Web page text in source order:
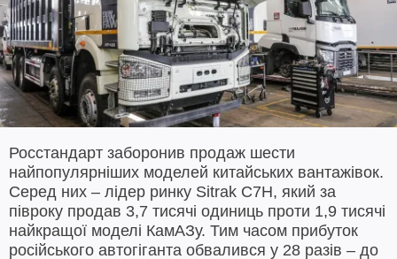
Росстандарт заборонив продаж шести
найпопулярніших моделей китайських вантажівок.
Серед них – лідер ринку Sitrak C7H, який за
півроку продав 3,7 тисячі одиниць проти 1,9 тисячі
найкращої моделі КамАЗу. Тим часом прибуток
російського автогіганта обвалився у 28 разів – до